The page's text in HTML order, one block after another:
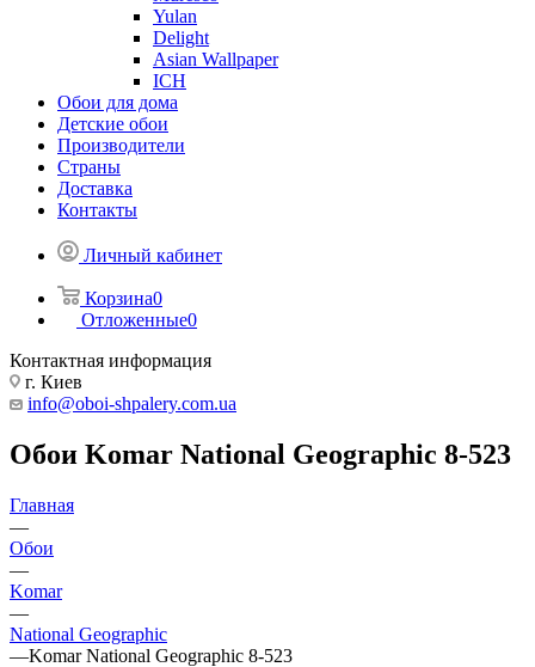
Yulan
Delight
Asian Wallpaper
ICH
Обои для дома
Детские обои
Производители
Страны
Доставка
Контакты
Личный кабинет
Корзина0
Отложенные0
Контактная информация
г. Киев
info@oboi-shpalery.com.ua
Обои Komar National Geographic 8-523
Главная
—
Обои
—
Komar
—
National Geographic
—Komar National Geographic 8-523